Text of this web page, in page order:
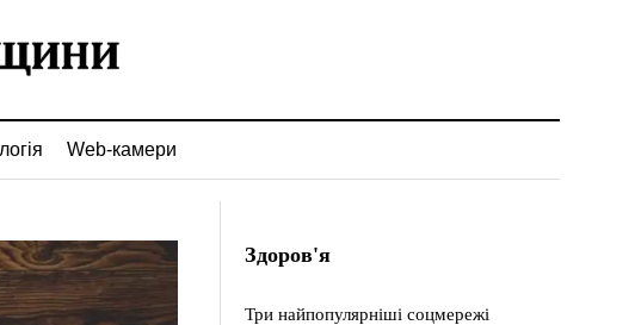
Web-камери
Здоров'я
Три найпопулярніші соцмережі